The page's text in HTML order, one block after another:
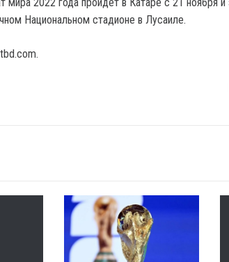
Национальном стадионе в Лусаиле.